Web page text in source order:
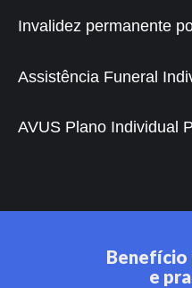
Invalidez permanente
Assistência Funeral
AVUS Plano Individual
Benefício
e